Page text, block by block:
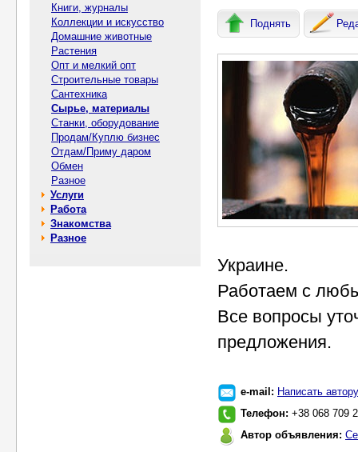
Книги, журналы
Коллекции и искусство
Домашние животные
Растения
Опт и мелкий опт
Строительные товары
Сантехника
Сырье, материалы
Станки, оборудование
Продам/Куплю бизнес
Отдам/Приму даром
Обмен
Разное
Услуги
Работа
Знакомства
Разное
Поднять
Украине.
Работаем с
Все вопросы
предложения.
e-mail: Написать автору
Телефон: +38 068 709
Автор объявления: